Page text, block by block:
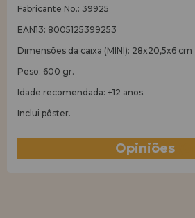
Fabricante No.: 39925
EAN13: 8005125399253
Dimensões da caixa (MINI): 28x20,5x6 cm
Peso: 600 gr.
Idade recomendada: +12 anos.
Inclui pôster.
Opiniões